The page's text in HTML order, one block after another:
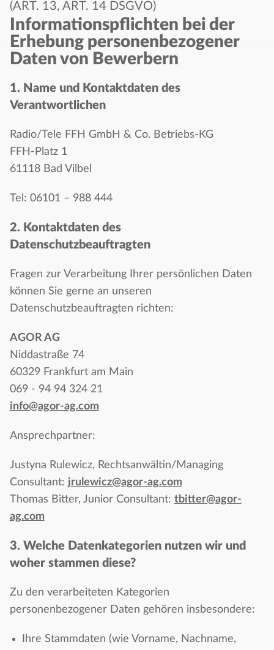
(ART. 13, ART. 14 DSGVO)
Informationspflichten bei der
Erhebung personenbezogener
Daten von Bewerbern
1. Name und Kontaktdaten des
Verantwortlichen
Radio/Tele FFH GmbH & Co. Betriebs-KG
FFH-Platz 1
61118 Bad Vilbel
Tel: 06101 – 988 444
2. Kontaktdaten des
Datenschutzbeauftragten
Fragen zur Verarbeitung Ihrer persönlichen Daten
können Sie gerne an unseren
Datenschutzbeauftragten richten:
AGOR AG
Niddastraße 74
60329 Frankfurt am Main
069 - 94 94 324 21
info@agor-ag.com
Ansprechpartner:
Justyna Rulewicz, Rechtsanwältin/Managing
Consultant: jrulewicz@agor-ag.com
Thomas Bitter, Junior Consultant: tbitter@agor-
ag.com
3. Welche Datenkategorien nutzen wir und
woher stammen diese?
Zu den verarbeiteten Kategorien
personenbezogener Daten gehören insbesondere:
Ihre Stammdaten (wie Vorname, Nachname,